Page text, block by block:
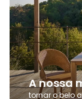
A nossa
tornar o belo